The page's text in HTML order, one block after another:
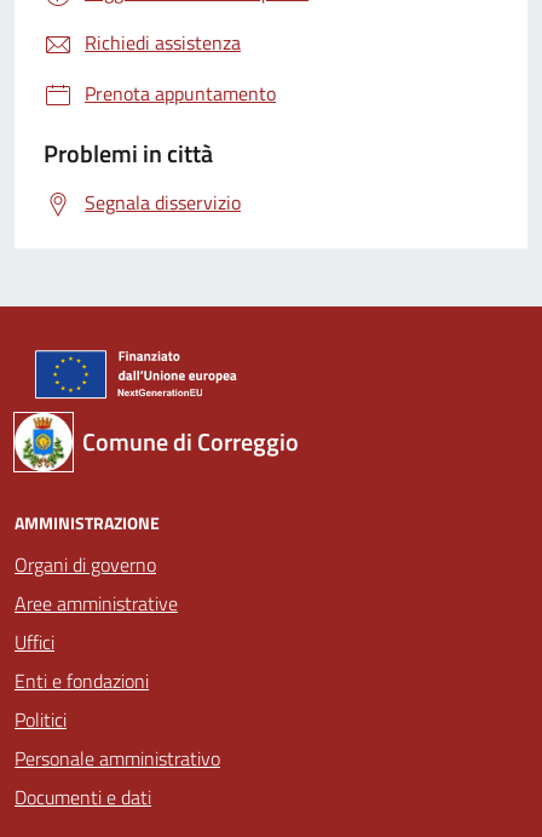
Richiedi assistenza
Prenota appuntamento
Problemi in città
Segnala disservizio
Comune di Correggio
AMMINISTRAZIONE
Organi di governo
Aree amministrative
Uffici
Enti e fondazioni
Politici
Personale amministrativo
Documenti e dati